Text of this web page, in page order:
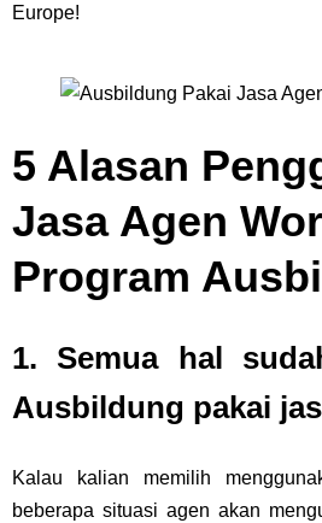
Europe!
5 Alasan
Jasa Agen
Program
1. Semua hal
Ausbildung pakai
Kalau kalian memilih
beberapa situasi agen akan